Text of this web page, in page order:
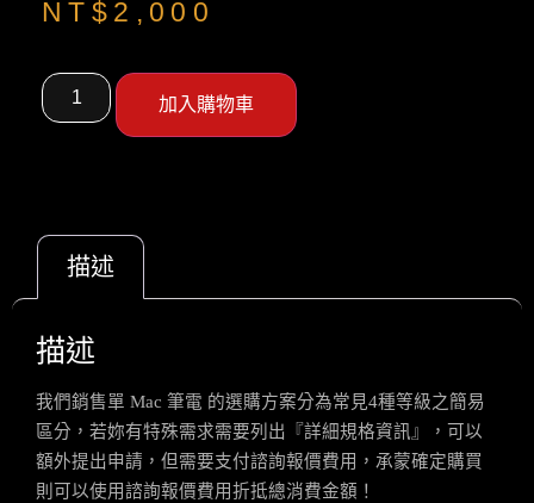
NT$ 2,000
加入購物車
描述
描述
我們銷售單 Mac 筆電 的選購方案分為常見4種等級之簡易
區分，若妳有特殊需求需要列出『詳細規格資訊』，可以
額外提出申請，但需要支付諮詢報價費用，承蒙確定購買
則可以使用諮詢報價費用折抵總消費金額 ！